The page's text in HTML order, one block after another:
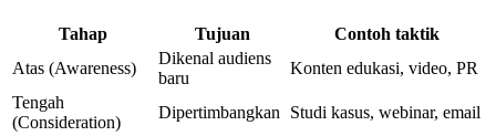
Tahap Tujuan
Contoh taktik
Atas (Awareness)
Dikenal audiens
baru
Konten edukasi, video, PR
Tengah
(Consideration)
Dipertimbangkan Studi kasus, webinar, email